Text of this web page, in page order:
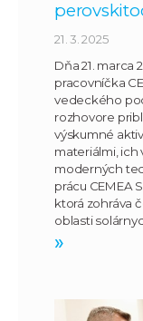
21. 3. 2025
Dňa 21. marca
pracovníčka
vedeckého
rozhovore
výskumné
materiálmi, ich
moderných
prácu CEMEA
ktorá zohráva
oblasti
»